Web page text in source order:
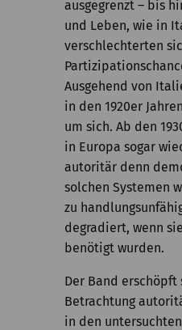
ausgegrenzt – bis
und Leben, wie in
verschlechterten
Ausgehend von
in den 1920er
um sich. Ab den
in Europa sogar
autoritär denn
solchen Systemen
zu
degradiert, wenn
benötigt wurden.
Der Band
Betrachtung
in den